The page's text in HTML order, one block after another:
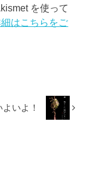
を使って
はこちらをご
よいよ！